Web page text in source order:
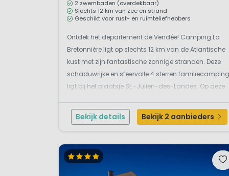
Wat is er te
Zoals eerder genoemd zijn
‘het hof van Frankrijk’ in de
er voor kinderen ook
Aan de zuidkant van het
binnenland van Pays de la
Op de Loire kun je varen en
2 zwembaden (overdekbaar)
Slechts 12 km van zee en strand
Geschikt voor rust- en ruimteliefhebbers
Ontdek het departement dé Vendée! Camping La
Bretonnière ligt op slechts 12 km van de Atlantische
kust met zijn fantastische zonnige stranden. Deze
schaduwrijke en sfeervolle 4 sterren familiecamping
ligt bij het plaatsje St.-Julien-des-Landes. Op deze
en de camping is zeer...
Bekijk details Bekijk 2 aanbieders